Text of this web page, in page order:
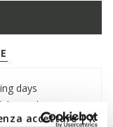
accettare | X
days
date